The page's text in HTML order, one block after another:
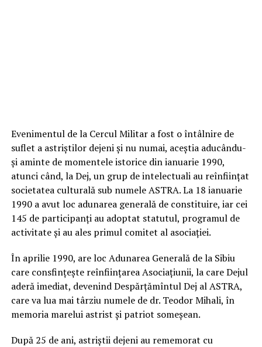
Evenimentul de la Cercul Militar a fost o întâlnire de
suflet a astriștilor dejeni și nu numai, aceștia aducându-
și aminte de momentele istorice din ianuarie 1990,
atunci când, la Dej, un grup de intelectuali au reînființat
societatea culturală sub numele ASTRA. La 18 ianuarie
1990 a avut loc adunarea generală de constituire, iar cei
145 de participanţi au adoptat statutul, programul de
activitate şi au ales primul comitet al asociaţiei.
În aprilie 1990, are loc Adunarea Generală de la Sibiu
care consfinţeşte reînfiinţarea Asociaţiunii, la care Dejul
aderă imediat, devenind Despărţămîntul Dej al ASTRA,
care va lua mai târziu numele de dr. Teodor Mihali, în
memoria marelui astrist şi patriot someşean.
După 25 de ani, astriștii dejeni au rememorat cu